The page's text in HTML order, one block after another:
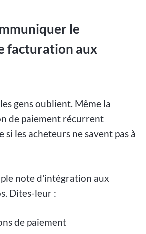
le
facturation aux
gens oublient. Même la
de paiement récurrent
si les acheteurs ne savent pas à
note d'intégration aux
Dites-leur :
de paiement